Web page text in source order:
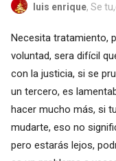
luis enrique, Se
Necesita tratamiento,
voluntad, sera difícil
con la justicia, si se
un tercero, es
hacer mucho más, si
mudarte, eso no
pero estarás lejos,